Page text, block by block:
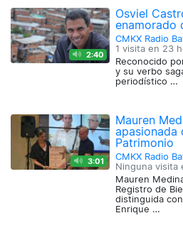
2:40
Osviel
enamorado
CMKX Radio
1 visita en 23
Reconocido
y su verbo
periodístico …
3:01
Mauren
apasionada
Patrimonio
CMKX Radio
Ninguna visita
Mauren
Registro de
distinguida
Enrique …